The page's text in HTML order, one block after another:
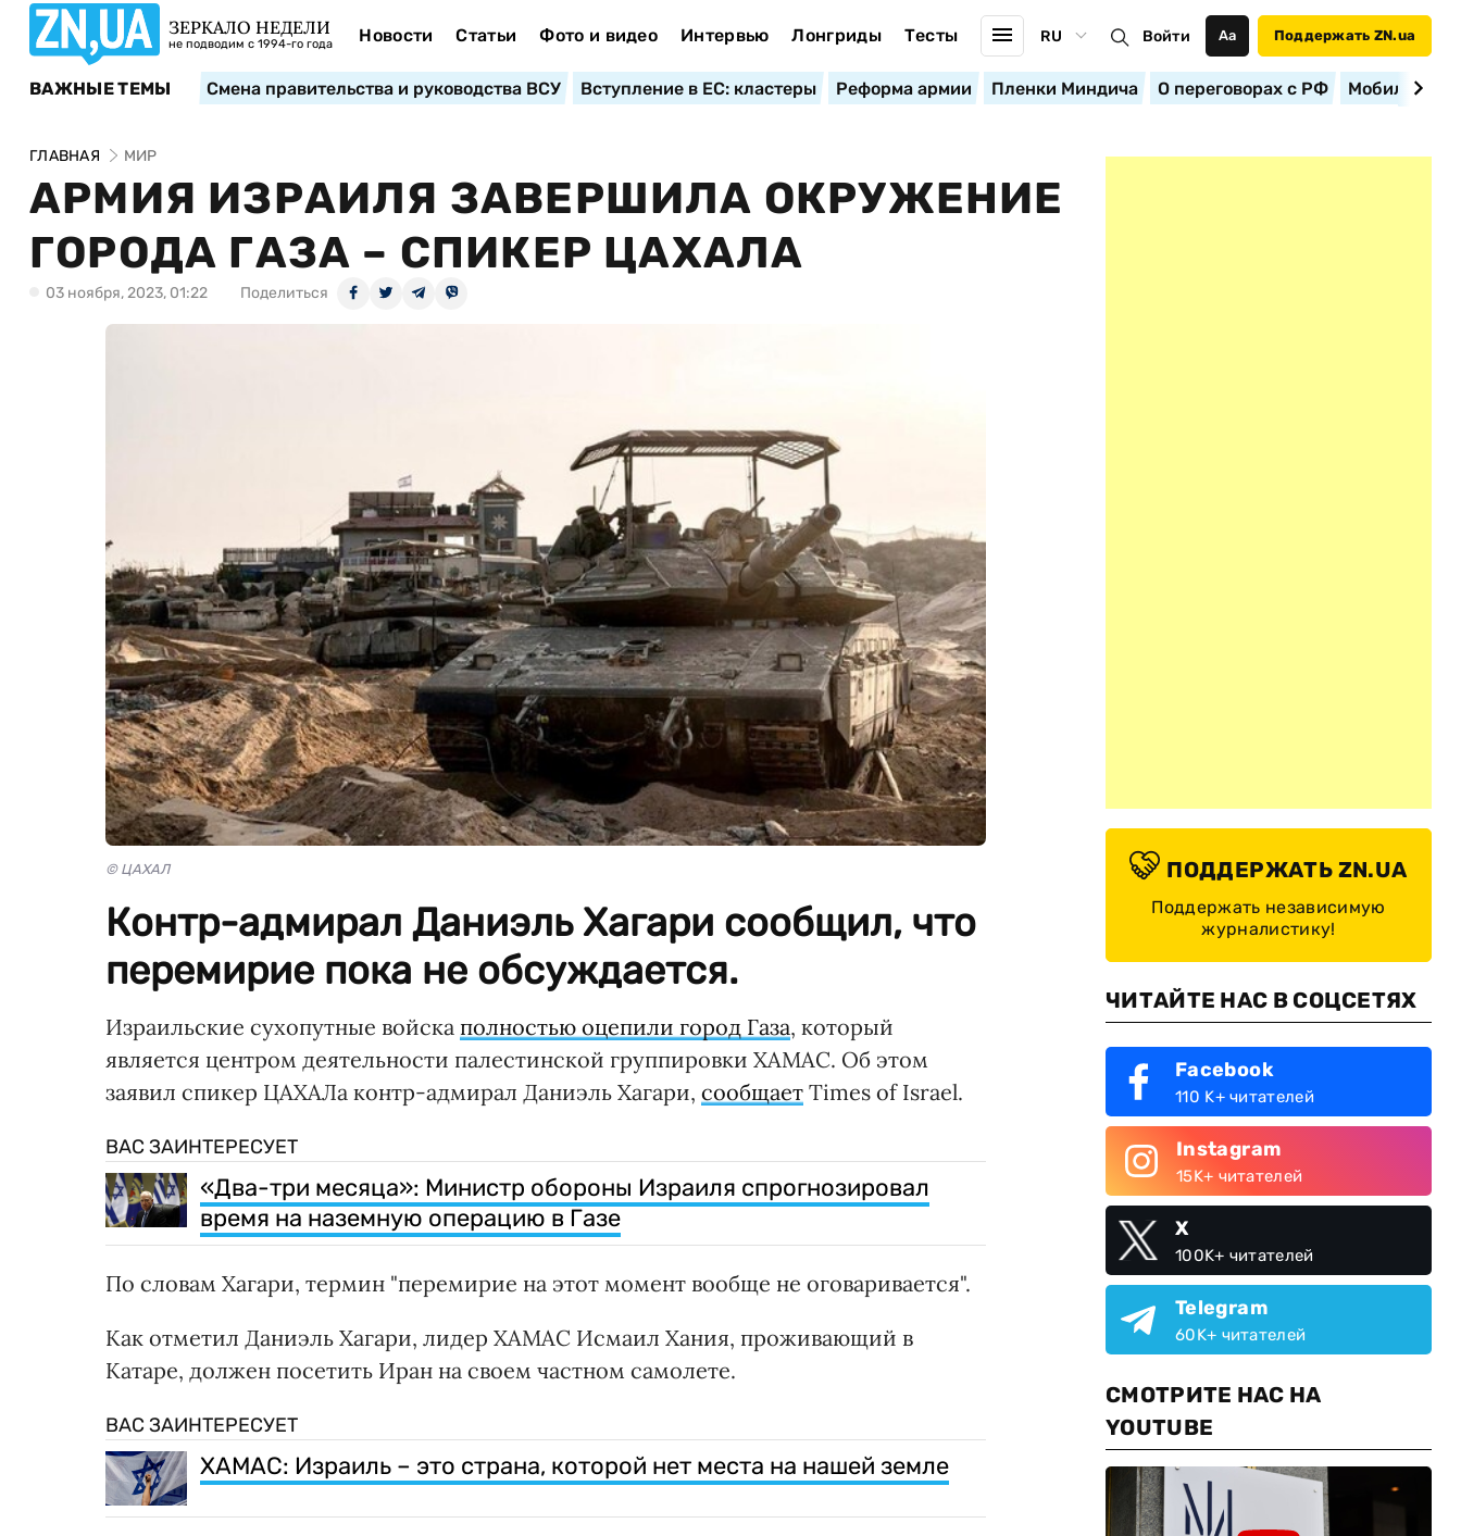
ЗЕРКАЛО НЕДЕЛИ
не подводим с 1994-го года Новости Статьи Фото и видео Интервью Лонгриды Тесты RU Войти Аа Поддержать ZN.ua
ВАЖНЫЕ ТЕМЫ Смена правительства и руководства ВСУ Вступление в ЕС: кластеры Реформа армии Пленки Миндича О переговорах с РФ
ГЛАВНАЯ МИР
АРМИЯ ИЗРАИЛЯ ЗАВЕРШИЛА ОКРУЖЕНИЕ
ГОРОДА ГАЗА – СПИКЕР ЦАХАЛА
03 ноября, 2023, 01:22 Поделиться
© ЦАХАЛ
Контр-адмирал Даниэль Хагари сообщил, что
перемирие пока не обсуждается.
Израильские сухопутные войска полностью оцепили город Газа, который
является центром деятельности палестинской группировки ХАМАС. Об этом
заявил спикер ЦАХАЛа контр-адмирал Даниэль Хагари, сообщает Times of Israel.
ВАС ЗАИНТЕРЕСУЕТ
«Два-три месяца»: Министр обороны Израиля спрогнозировал
время на наземную операцию в Газе
По словам Хагари, термин "перемирие на этот момент вообще не оговаривается".
Как отметил Даниэль Хагари, лидер ХАМАС Исмаил Хания, проживающий в
Катаре, должен посетить Иран на своем частном самолете.
ВАС ЗАИНТЕРЕСУЕТ
ХАМАС: Израиль – это страна, которой нет места на нашей земле
ПОДДЕРЖАТЬ ZN.UA
Поддержать независимую
журналистику!
ЧИТАЙТЕ НАС В СОЦСЕТЯХ
Facebook
110 K+ читателей
Instagram
15K+ читателей
X
100K+ читателей
Telegram
60K+ читателей
СМОТРИТЕ НАС НА
YOUTUBE